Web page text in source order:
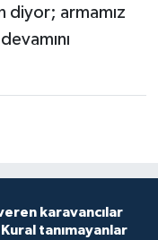
diyor; armamız
karavancılar
tanımayanlar